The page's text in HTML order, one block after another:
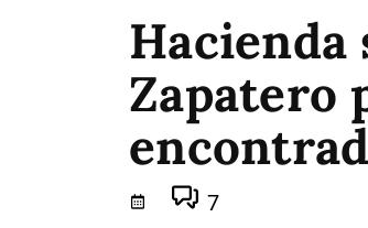
Hacienda
Zapatero
7